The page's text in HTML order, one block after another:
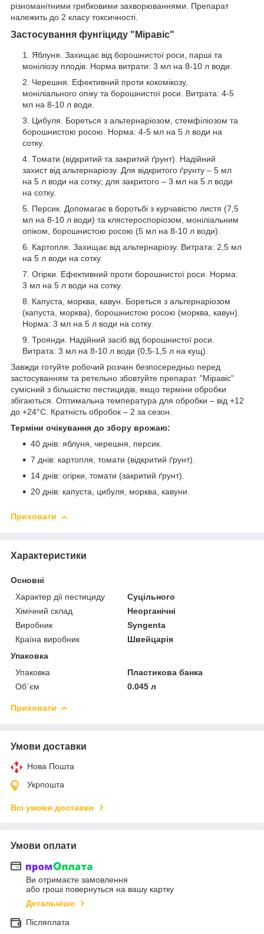
різноманітними грибковими захворюваннями. Препарат
належить до 2 класу токсичності.
Застосування фунгіциду "Міравіс"
Яблуня. Захищає від борошнистої роси, парші та
моніліозу плодів. Норма витрати: 3 мл на 8-10 л води.
Черешня. Ефективний проти кокомікозу,
моніліального опіку та борошнистої роси. Витрата: 4-5
мл на 8-10 л води.
Цибуля. Бореться з альтернаріозом, стемфіліозом та
борошнистою росою. Норма: 4-5 мл на 5 л води на
сотку.
Томати (відкритий та закритий ґрунт). Надійний
захист від альтернаріозу. Для відкритого ґрунту – 5 мл
на 5 л води на сотку; для закритого – 3 мл на 5 л води
на сотку.
Персик. Допомагає в боротьбі з курчавістю листя (7,5
мл на 8-10 л води) та клястероспоріозом, моніліальним
опіком, борошнистою росою (5 мл на 8-10 л води).
Картопля. Захищає від альтернаріозу. Витрата: 2,5 мл
на 5 л води на сотку.
Огірки. Ефективний проти борошнистої роси. Норма:
3 мл на 5 л води на сотку.
Капуста, морква, кавун. Бореться з альтернаріозом
(капуста, морква), борошнистою росою (морква, кавун).
Норма: 3 мл на 5 л води на сотку.
Троянди. Надійний засіб від борошнистої роси.
Витрата: 3 мл на 8-10 л води (0,5-1,5 л на кущ).
Завжди готуйте робочий розчин безпосередньо перед
застосуванням та ретельно збовтуйте препарат. "Міравіс"
сумісний з більшістю пестицидів, якщо терміни обробки
збігаються. Оптимальна температура для обробки – від +12
до +24°C. Кратність обробок – 2 за сезон.
Терміни очікування до збору врожаю:
40 днів: яблуня, черешня, персик.
7 днів: картопля, томати (відкритий ґрунт).
14 днів: огірки, томати (закритий ґрунт).
20 днів: капуста, цибуля, морква, кавуни.
Приховати
Характеристики
Основні
Характер дії пестициду
Суцільного
Хімічний склад
Неорганічні
Виробник
Syngenta
Країна виробник
Швейцарія
Упаковка
Упаковка
Пластикова банка
Об`єм
0.045 л
Приховати
Умови доставки
Нова Пошта
Укрпошта
Всі умови доставки
Умови оплати
Ви отримаєте замовлення
або гроші повернуться на вашу картку
Детальніше
Післяплата